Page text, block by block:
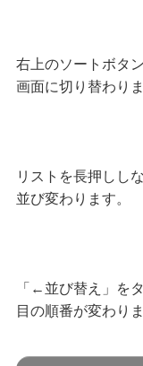
右上のソートボタ
画面に切り替わりま
リストを長押しし
並び変わります。
「←並び替え」を
目の順番が変わりま